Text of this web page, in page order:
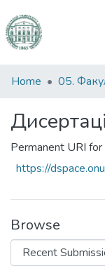
Communities
Collections
All of DSpace
Statistics
Home
Permanent URI
https://
Browse